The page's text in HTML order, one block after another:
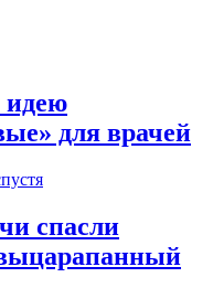
идею
для врачей
спасли